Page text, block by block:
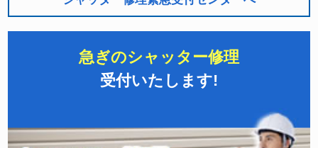
急ぎのシャッター修理
受付いたします!